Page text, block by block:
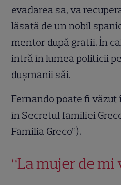
evadarea sa, va
lăsată de un nobil
mentor după gratii. În
intră în lumea politicii
dușmanii săi.
Fernando poate fi
în Secretul familiei
Familia Greco”).
“La mujer de mi